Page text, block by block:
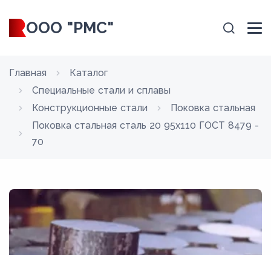
ООО "РМС"
Главная
Каталог
Специальные стали и сплавы
Конструкционные стали
Поковка стальная
Поковка стальная сталь 20 95x110 ГОСТ 8479 -
70